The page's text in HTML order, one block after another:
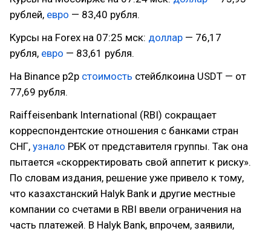
рублей, евро — 83,40 рубля.
Курсы на Forex на 07:25 мск: доллар — 76,17
рубля, евро — 83,61 рубля.
На Binance p2p стоимость стейблкоина USDT — от
77,69 рубля.
Raiffeisenbank International (RBI) сокращает
корреспондентские отношения с банками стран
СНГ, узнало РБК от представителя группы. Так она
пытается «скорректировать свой аппетит к риску».
По словам издания, решение уже привело к тому,
что казахстанский Halyk Bank и другие местные
компании со счетами в RBI ввели ограничения на
часть платежей. В Halyk Bank, впрочем, заявили,